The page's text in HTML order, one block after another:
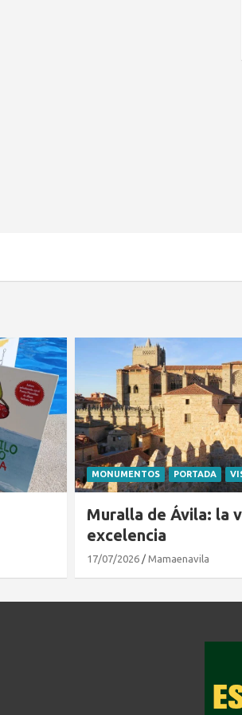
MONUMENTOS PORTADA
Muralla de Ávila: la
excelencia
17/07/2026 Mamaenavila